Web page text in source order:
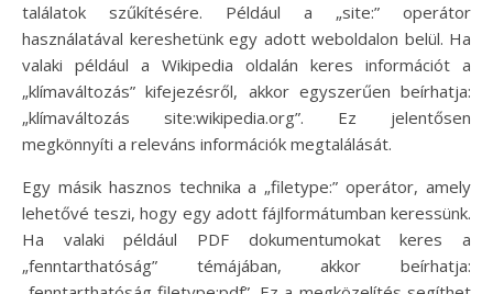
találatok szűkítésére. Például a „site:” operátor
használatával kereshetünk egy adott weboldalon belül. Ha
valaki például a Wikipedia oldalán keres információt a
„klímaváltozás” kifejezésről, akkor egyszerűen beírhatja:
„klímaváltozás site:wikipedia.org”. Ez jelentősen
megkönnyíti a releváns információk megtalálását.
Egy másik hasznos technika a „filetype:” operátor, amely
lehetővé teszi, hogy egy adott fájlformátumban keressünk.
Ha valaki például PDF dokumentumokat keres a
„fenntarthatóság” témájában, akkor beírhatja: